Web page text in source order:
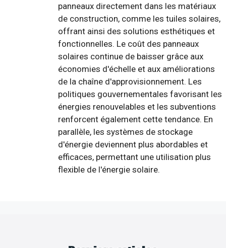
panneaux directement dans les matériaux
de construction, comme les tuiles solaires,
offrant ainsi des solutions esthétiques et
fonctionnelles. Le coût des panneaux
solaires continue de baisser grâce aux
économies d'échelle et aux améliorations
de la chaîne d'approvisionnement. Les
politiques gouvernementales favorisant les
énergies renouvelables et les subventions
renforcent également cette tendance. En
parallèle, les systèmes de stockage
d'énergie deviennent plus abordables et
efficaces, permettant une utilisation plus
flexible de l'énergie solaire.